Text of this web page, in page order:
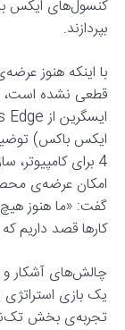
بپردازند.
با اینکه هنوز
قطعی نشده است،
4 برای
امکان عرضه‌ی
گفت: «ما هنوز
کارها قصد داریم
چالش‌های آشکار و
یک بازی استراتژی
تجربه‌ی بخش